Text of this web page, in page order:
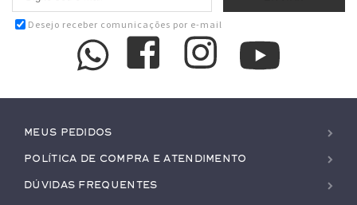
Desejo receber comunicações por e-mail
Meus pedidos
Política de Compra e Atendimento
Dúvidas Frequentes